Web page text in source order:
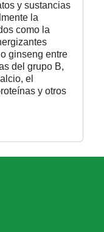
y sustancias
la
como la
ginseng entre
del grupo B,
el
y otros